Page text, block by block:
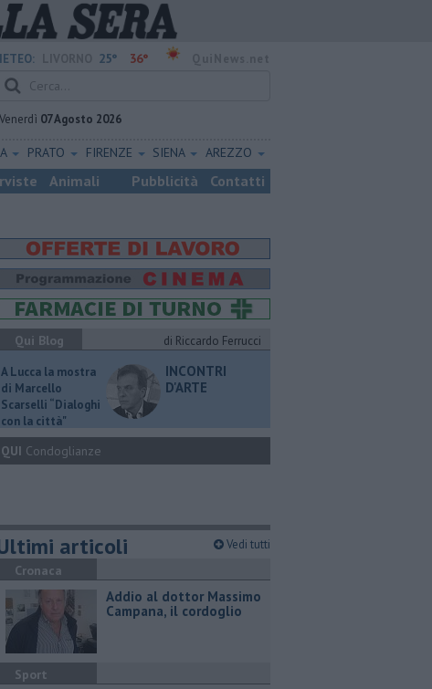
25° 36°
Venerdì 07 Agosto 2026
PRATO FIRENZE SIENA AREZZO
Animali Pubblicità Contatti
Qui Blog
di Riccardo Ferrucci
A Lucca la mostra
di Marcello
Scarselli “Dialoghi
con la città"
INCONTRI
D'ARTE
QUI Condoglianze
articoli Vedi tutti
Cronaca
Addio al dottor Massimo
Campana, il cordoglio
Sport